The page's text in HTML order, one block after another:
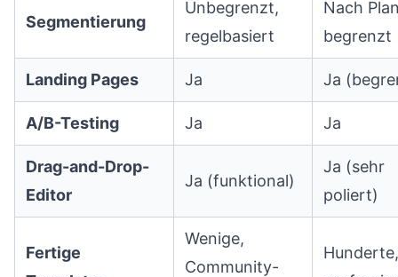
Segmentierung
Unbegrenzt,
regelbasiert
Nach
begrenzt
Landing Pages Ja Ja
A/B-Testing Ja Ja
Drag-and-Drop-
Editor
Ja (funktional)
Ja (sehr
poliert)
Fertige
Wenige,
Community-
Hunderte,